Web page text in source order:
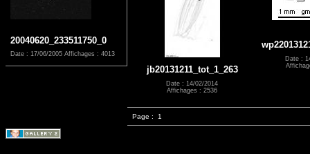
20040620_233511750_0
Date : 17/06/2005 Affichages : 4013
jb20131211_tot_1_263
Date : 14/02/2014
Affichages : 2536
Date :
Page : 1